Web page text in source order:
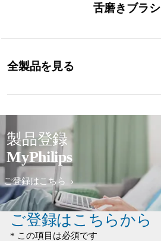
舌磨きブラシ
全製品を見る
製品登録
MyPhilips
ご登録はこちら
ご登録はこちらから
* この項目は必須です